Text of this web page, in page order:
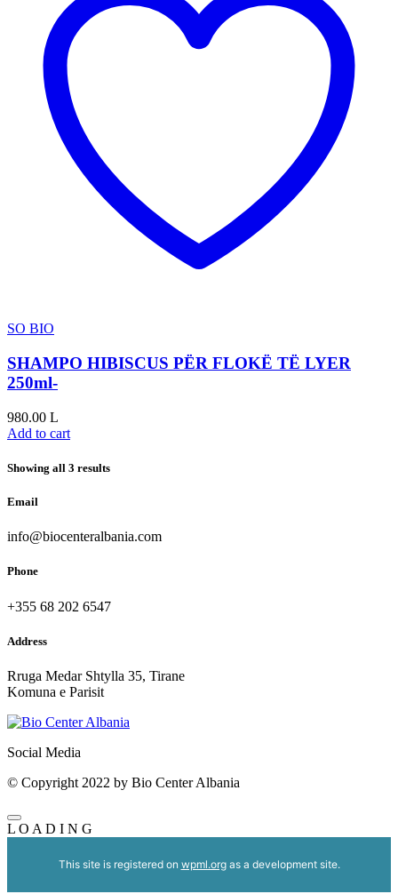
SO BIO
SHAMPO HIBISCUS PËR FLOKË TË LYER
250ml-
980.00 L
Add to cart
Showing all 3 results
Email
info@biocenteralbania.com
Phone
+355 68 202 6547
Address
Rruga Medar Shtylla 35, Tirane
Komuna e Parisit
Social Media
© Copyright 2022 by Bio Center Albania
L O A D I N G
This site is registered on wpml.orgas a development site.